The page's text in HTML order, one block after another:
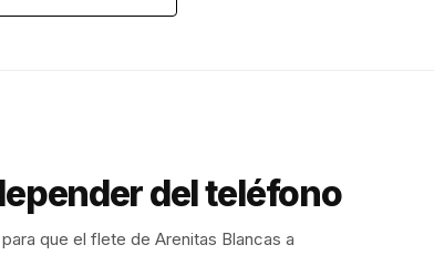
del teléfono
que el flete de Arenitas Blancas a